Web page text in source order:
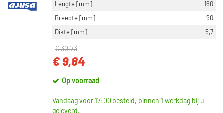
Lengte [mm]
160
Breedte [mm]
90
Dikte [mm]
5,7
€ 30,73
€ 9,84
Op voorraad
Vandaag voor 17:00 besteld, binnen 1 werkdag bij u
geleverd.